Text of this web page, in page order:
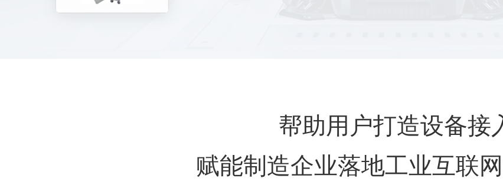
帮助用户打造设备接
赋能制造企业落地工业互联